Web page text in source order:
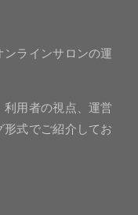
ンラインサロンの運
用者の視点、運営
式でご紹介してお